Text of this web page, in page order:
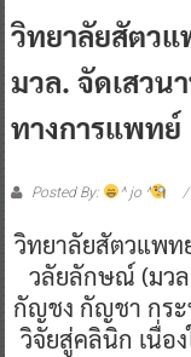
วิทยาลัยสัตวแ
มวล. จัดเสว
ทางการแพทย์
Posted By: ^ jo ^
วิทยาลัยสัตวแพท
วลัยลักษณ์ (มว
กัญชง กัญชา กระ
วิจัยสู่คลินิก เนื่อ